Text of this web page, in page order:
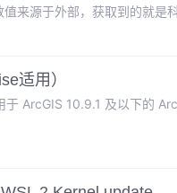
来源于外部，获取到的就是
解决：1、获取到的数据如
适用）
ArcGIS 10.9.1 及以下的